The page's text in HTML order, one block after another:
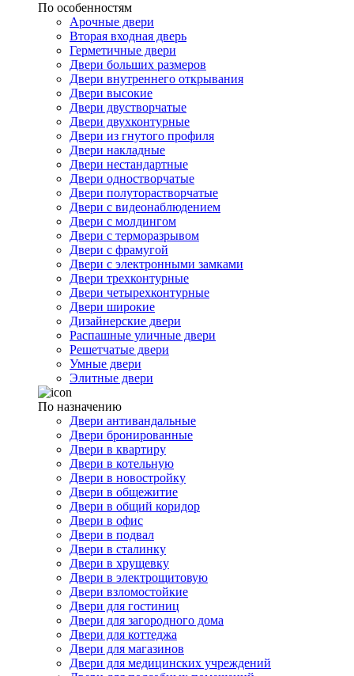
По особенностям
Арочные двери
Вторая входная дверь
Герметичные двери
Двери больших размеров
Двери внутреннего открывания
Двери высокие
Двери двустворчатые
Двери двухконтурные
Двери из гнутого профиля
Двери накладные
Двери нестандартные
Двери одностворчатые
Двери полуторастворчатые
Двери с видеонаблюдением
Двери с молдингом
Двери с терморазрывом
Двери с фрамугой
Двери с электронными замками
Двери трехконтурные
Двери четырехконтурные
Двери широкие
Дизайнерские двери
Распашные уличные двери
Решетчатые двери
Умные двери
Элитные двери
По назначению
Двери антивандальные
Двери бронированные
Двери в квартиру
Двери в котельную
Двери в новостройку
Двери в общежитие
Двери в общий коридор
Двери в офис
Двери в подвал
Двери в сталинку
Двери в хрущевку
Двери в электрощитовую
Двери взломостойкие
Двери для гостиниц
Двери для загородного дома
Двери для коттеджа
Двери для магазинов
Двери для медицинских учреждений